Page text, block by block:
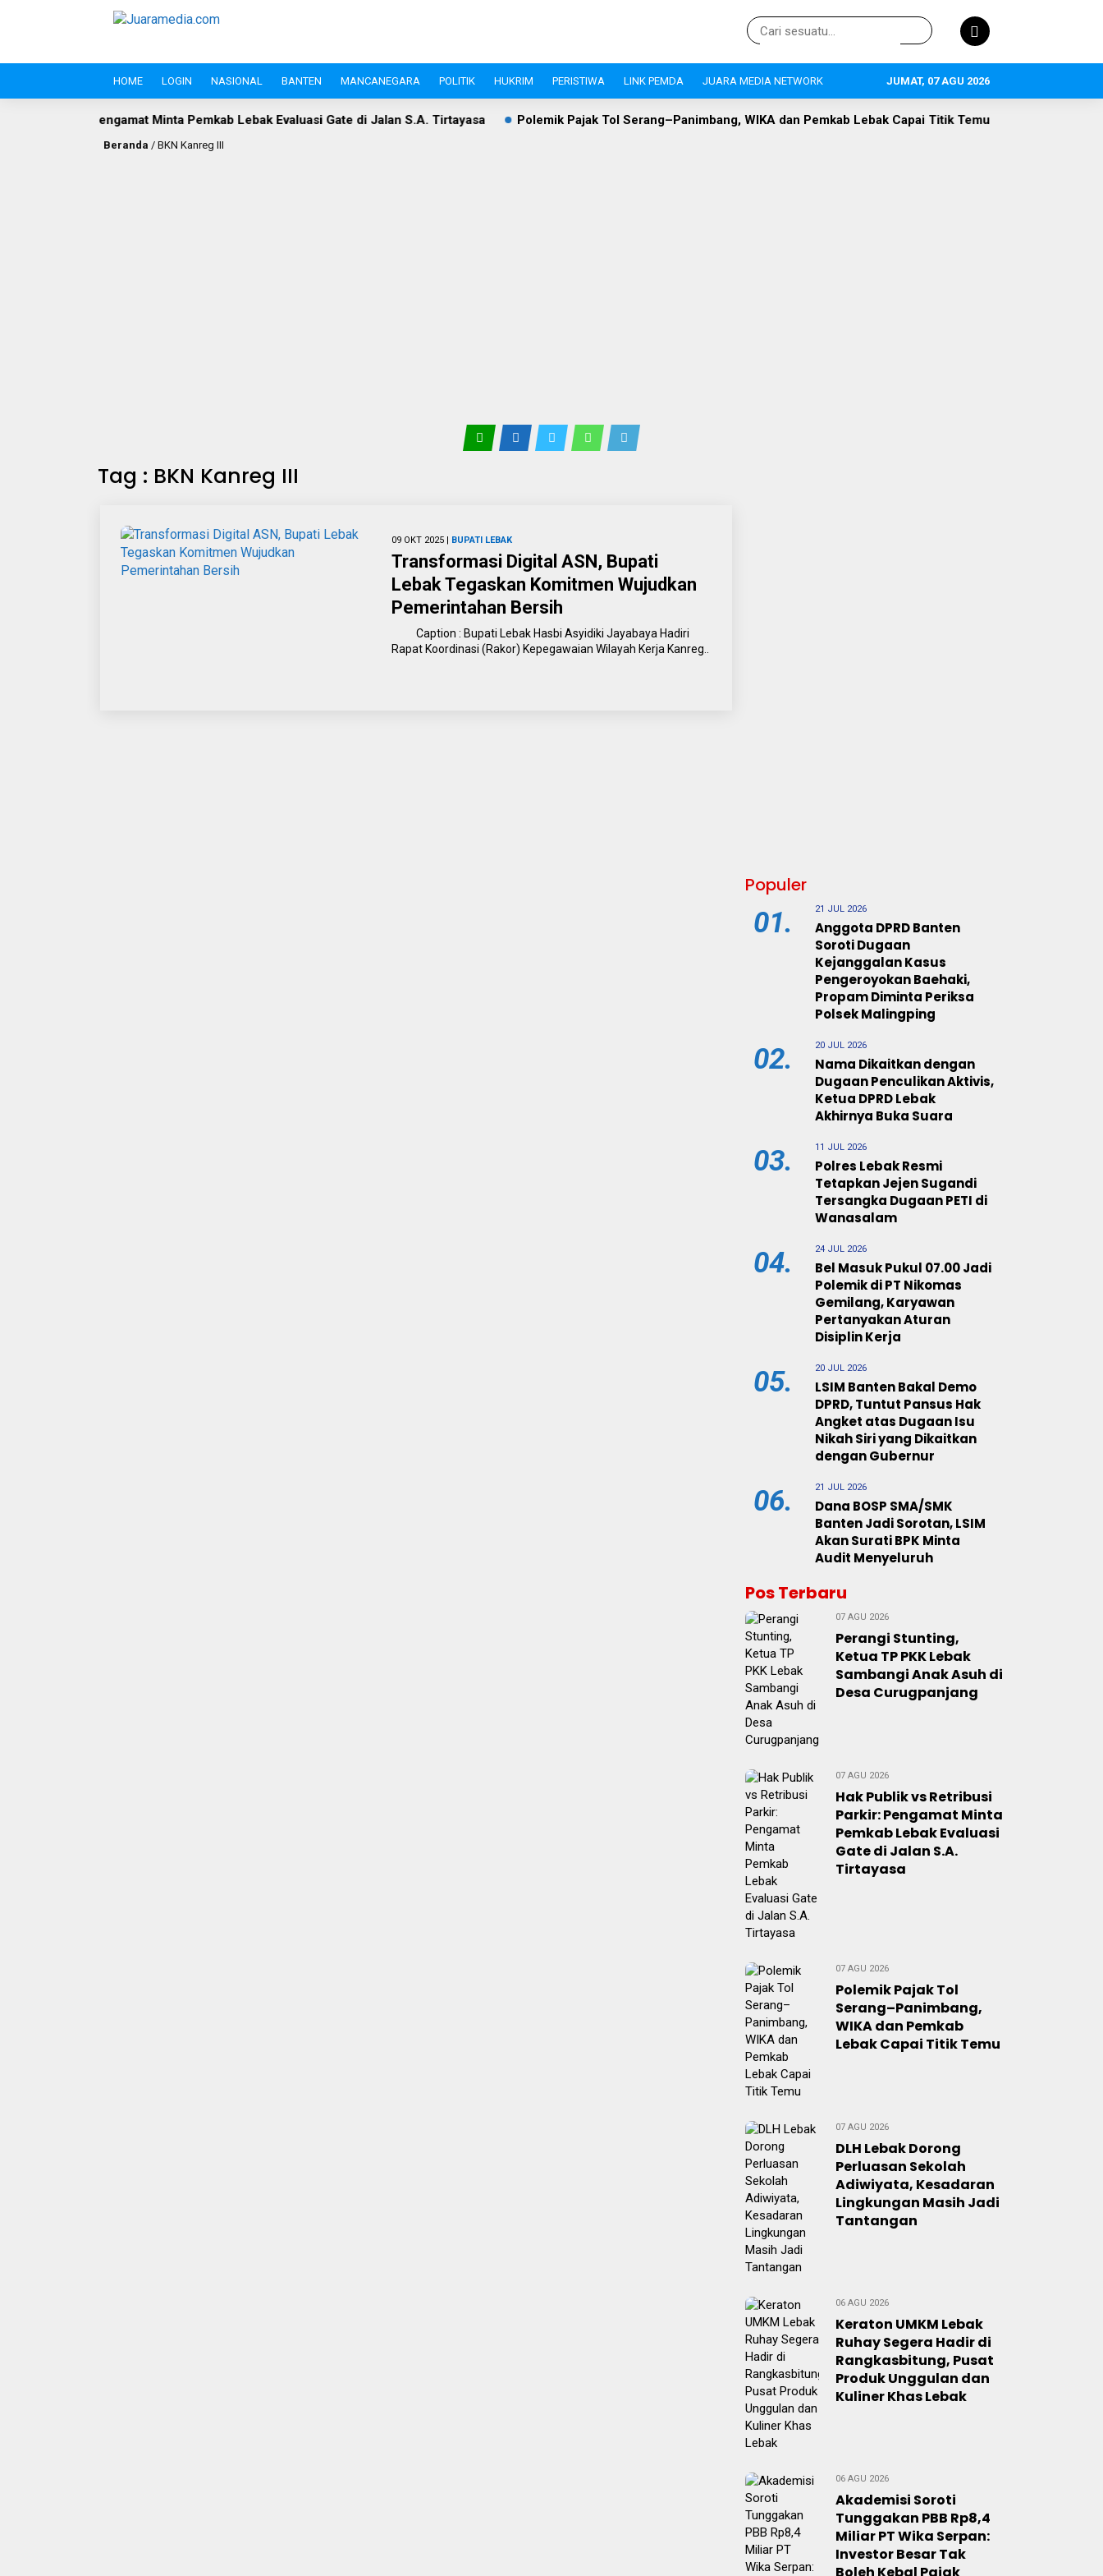
HOME LOGIN NASIONAL BANTEN MANCANEGARA POLITIK HUKRIM PERISTIWA LINK PEMDA JUARA MEDIA NETWORK JUMAT, 07 AGU 2026
Minta Pemkab Lebak Evaluasi Gate di Jalan S.A. Tirtayasa Polemik Pajak Tol Serang–Panimbang, WIKA dan Pemkab Lebak Capai Titik Temu DLH Lebak Dorong Perluasan
Beranda / BKN Kanreg III
Tag : BKN Kanreg III
09 OKT 2025 | BUPATI LEBAK
Transformasi Digital ASN, Bupati
Lebak Tegaskan Komitmen Wujudkan
Pemerintahan Bersih
Caption : Bupati Lebak Hasbi Asyidiki Jayabaya Hadiri
Rapat Koordinasi (Rakor) Kepegawaian Wilayah Kerja Kanreg..
Populer
01. 21 JUL 2026
Anggota DPRD Banten
Soroti Dugaan
Kejanggalan Kasus
Pengeroyokan Baehaki,
Propam Diminta Periksa
Polsek Malingping
02. 20 JUL 2026
Nama Dikaitkan dengan
Dugaan Penculikan Aktivis,
Ketua DPRD Lebak
Akhirnya Buka Suara
03. 11 JUL 2026
Polres Lebak Resmi
Tetapkan Jejen Sugandi
Tersangka Dugaan PETI di
Wanasalam
04. 24 JUL 2026
Bel Masuk Pukul 07.00 Jadi
Polemik di PT Nikomas
Gemilang, Karyawan
Pertanyakan Aturan
Disiplin Kerja
05. 20 JUL 2026
LSIM Banten Bakal Demo
DPRD, Tuntut Pansus Hak
Angket atas Dugaan Isu
Nikah Siri yang Dikaitkan
dengan Gubernur
06. 21 JUL 2026
Dana BOSP SMA/SMK
Banten Jadi Sorotan, LSIM
Akan Surati BPK Minta
Audit Menyeluruh
Pos Terbaru
07 AGU 2026
Perangi Stunting,
Ketua TP PKK Lebak
Sambangi Anak Asuh di
Desa Curugpanjang
07 AGU 2026
Hak Publik vs Retribusi
Parkir: Pengamat Minta
Pemkab Lebak Evaluasi
Gate di Jalan S.A.
Tirtayasa
07 AGU 2026
Polemik Pajak Tol
Serang–Panimbang,
WIKA dan Pemkab
Lebak Capai Titik Temu
07 AGU 2026
DLH Lebak Dorong
Perluasan Sekolah
Adiwiyata, Kesadaran
Lingkungan Masih Jadi
Tantangan
06 AGU 2026
Keraton UMKM Lebak
Ruhay Segera Hadir di
Rangkasbitung, Pusat
Produk Unggulan dan
Kuliner Khas Lebak
06 AGU 2026
Akademisi Soroti
Tunggakan PBB Rp8,4
Miliar PT Wika Serpan:
Investor Besar Tak